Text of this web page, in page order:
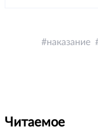
наказание
Читаемое